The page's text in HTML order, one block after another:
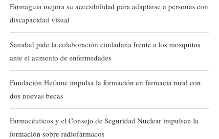
Farmaguia mejora su accesibilidad para adaptarse a personas con
discapacidad visual
Sanidad pide la colaboración ciudadana frente a los mosquitos
ante el aumento de enfermedades
Fundación Hefame impulsa la formación en farmacia rural con
dos nuevas becas
Farmacéuticos y el Consejo de Seguridad Nuclear impulsan la
formación sobre radiofármacos